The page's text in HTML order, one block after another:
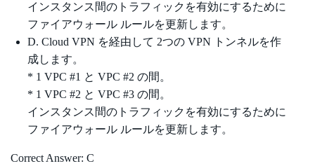
インスタンス間のトラフィックを有効にするために
ファイアウォール ルールを更新します。
D. Cloud VPN を経由して 2つの VPN トンネルを作
成します。
* 1 VPC #1 と VPC #2 の間。
* 1 VPC #2 と VPC #3 の間。
インスタンス間のトラフィックを有効にするために
ファイアウォール ルールを更新します。
Correct Answer: C